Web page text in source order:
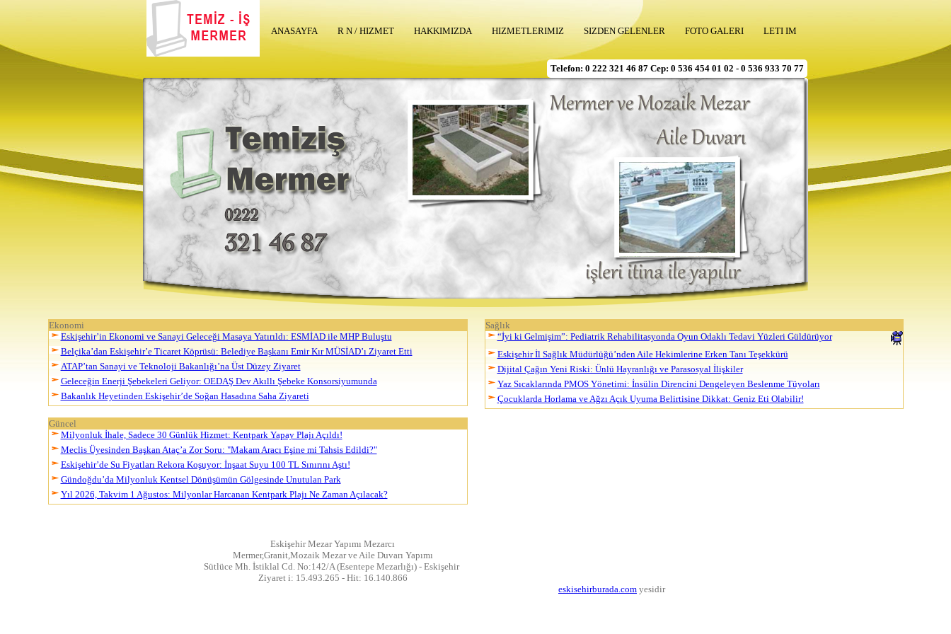
ANASAYFA R N / HIZMET HAKKIMIZDA HIZMETLERIMIZ SIZDEN GELENLER FOTO GALERI LETI IM
Telefon: 0 222 321 46 87 Cep: 0 536 454 01 02 - 0 536 933 70 77
Ekonomi
Eskişehir’in Ekonomi ve Sanayi Geleceği Masaya Yatırıldı: ESMİAD ile MHP Buluştu
Belçika’dan Eskişehir’e Ticaret Köprüsü: Belediye Başkanı Emir Kır MÜSİAD’ı Ziyaret Etti
ATAP’tan Sanayi ve Teknoloji Bakanlığı’na Üst Düzey Ziyaret
Geleceğin Enerji Şebekeleri Geliyor: OEDAŞ Dev Akıllı Şebeke Konsorsiyumunda
Bakanlık Heyetinden Eskişehir’de Soğan Hasadına Saha Ziyareti
Güncel
Milyonluk İhale, Sadece 30 Günlük Hizmet: Kentpark Yapay Plajı Açıldı!
Meclis Üyesinden Başkan Ataç’a Zor Soru: "Makam Aracı Eşine mi Tahsis Edildi?"
Eskişehir’de Su Fiyatları Rekora Koşuyor: İnşaat Suyu 100 TL Sınırını Aştı!
Gündoğdu’da Milyonluk Kentsel Dönüşümün Gölgesinde Unutulan Park
Yıl 2026, Takvim 1 Ağustos: Milyonlar Harcanan Kentpark Plajı Ne Zaman Açılacak?
Sağlık
“İyi ki Gelmişim”: Pediatrik Rehabilitasyonda Oyun Odaklı Tedavi Yüzleri Güldürüyor
Eskişehir İl Sağlık Müdürlüğü’nden Aile Hekimlerine Erken Tanı Teşekkürü
Dijital Çağın Yeni Riski: Ünlü Hayranlığı ve Parasosyal İlişkiler
Yaz Sıcaklarında PMOS Yönetimi: İnsülin Direncini Dengeleyen Beslenme Tüyoları
Çocuklarda Horlama ve Ağzı Açık Uyuma Belirtisine Dikkat: Geniz Eti Olabilir!
Eskişehir Mezar Yapımı Mezarcı
Mermer,Granit,Mozaik Mezar ve Aile Duvarı Yapımı
Sütlüce Mh. İstiklal Cd. No:142/A (Esentepe Mezarlığı) - Eskişehir
Ziyaret i: 15.493.265 - Hit: 16.140.866
eskisehirburada.com yesidir